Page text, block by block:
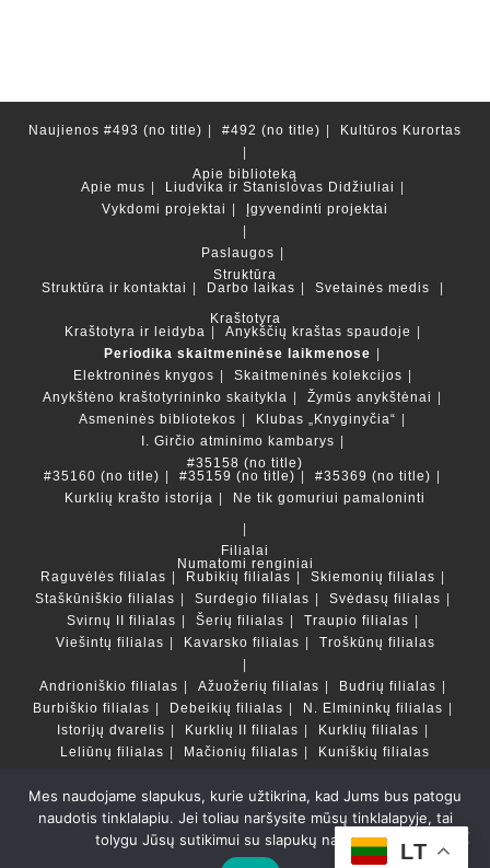
Naujienos #493 (no title) #492 (no title) Kultūros Kurortas
Apie biblioteką
Apie mus
Liudvika ir Stanislovas Didžiuliai
Vykdomi projektai
Įgyvendinti projektai
Paslaugos
Struktūra
Struktūra ir kontaktai
Darbo laikas
Svetainės medis
Kraštotyra
Kraštotyra ir leidyba
Anykščių kraštas spaudoje
Periodika skaitmeninėse laikmenose
Elektroninės knygos
Skaitmeninės kolekcijos
Anykštėno kraštotyrininko skaitykla
Žymūs anykštėnai
Asmeninės bibliotekos
Klubas „Knyginyčia“
I. Girčio atminimo kambarys
#35158 (no title)
#35160 (no title)
#35159 (no title)
#35369 (no title)
Kurklių krašto istorija
Ne tik gomuriui pamaloninti
Filialai
Numatomi renginiai
Raguvėlės filialas
Rubikių filialas
Skiemonių filialas
Staškūniškio filialas
Surdegio filialas
Svėdasų filialas
Svirnų II filialas
Šerių filialas
Traupio filialas
Viešintų filialas
Kavarsko filialas Troškūnų filialas
Andrioniškio filialas Ažuožerių filialas
Budrių filialas
Burbiškio filialas
Debeikių filialas
N. Elmininkų filialas
Istorijų dvarelis
Kurklių II filialas
Kurklių filialas
Leliūnų filialas
Mačionių filialas Kuniškių filialas
Duomenų bazės ir katalogai
LT
Copyright © Anykščių rajono savivaldybės Liudvikos ir
Stanislovo Didžiulių viešoji biblioteka 2022 Powered by
LT
Mes naudojame slapukus, kurie užtikrina, kad Jums bus patogu
naudotis tinklalapiu. Jei toliau naršysite mūsų tinklalapyje, tai
tolygu Jūsų sutikimui su slapukų naudojimu.